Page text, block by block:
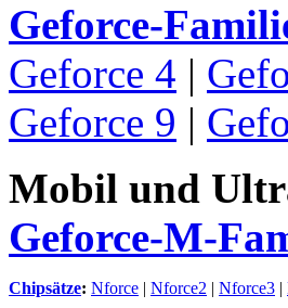
Geforce-
Geforce 4 |
Geforce 9 |
Mobil und
Geforce-M-
Chipsätze: Nforce | Nforce2 | Nforce3 |